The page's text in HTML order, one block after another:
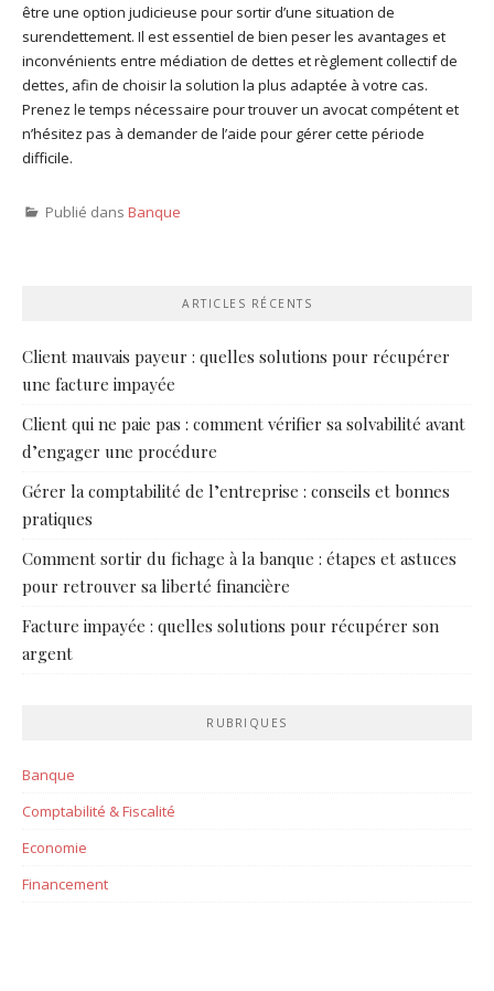
être une option judicieuse pour sortir d’une situation de
surendettement. Il est essentiel de bien peser les avantages et
inconvénients entre médiation de dettes et règlement collectif de
dettes, afin de choisir la solution la plus adaptée à votre cas.
Prenez le temps nécessaire pour trouver un avocat compétent et
n’hésitez pas à demander de l’aide pour gérer cette période
difficile.
Publié dans Banque
ARTICLES RÉCENTS
Client mauvais payeur : quelles solutions pour récupérer
une facture impayée
Client qui ne paie pas : comment vérifier sa solvabilité avant
d’engager une procédure
Gérer la comptabilité de l’entreprise : conseils et bonnes
pratiques
Comment sortir du fichage à la banque : étapes et astuces
pour retrouver sa liberté financière
Facture impayée : quelles solutions pour récupérer son
argent
RUBRIQUES
Banque
Comptabilité & Fiscalité
Economie
Financement